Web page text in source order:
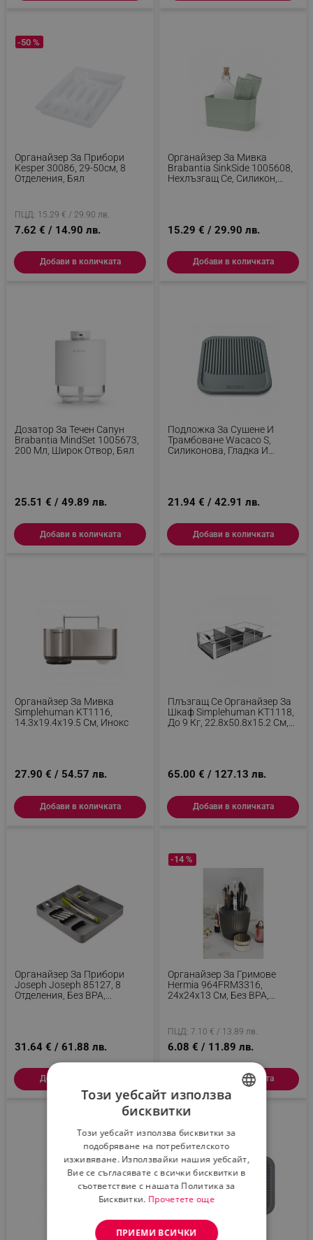
Органайзер За Прибори
Kesper 30086, 29-50см, 8
Отделения, Бял
-50 %
ПЦД: 15.29 € / 29.90 лв.
7.62 € / 14.90 лв.
Добави в количката
Органайзер За Мивка
Brabantia SinkSide 1005608,
Нехлъзгащ Се, Силикон,
15.29 € / 29.90 лв.
Добави в количката
Дозатор За Течен Сапун
Brabantia MindSet 1005673,
200 Мл, Широк Отвор, Бял
25.51 € / 49.89 лв.
Добави в количката
Подложка За Сушене И
Трамбоване Wacaco S,
Силиконова, Гладка И
21.94 € / 42.91 лв.
Добави в количката
Органайзер За Мивка
Simplehuman KT1116,
14.3х19.4х19.5 См, Инокс
27.90 € / 54.57 лв.
Добави в количката
Плъзгащ Се Органайзер За
Шкаф Simplehuman KT1118,
До 9 Кг, 22.8x50.8x15.2 См,
65.00 € / 127.13 лв.
Добави в количката
Органайзер За Прибори
Joseph Joseph 85127, 8
Отделения, Без BPA,
31.64 € / 61.88 лв.
Добави в количката
Органайзер За Гримове
Hermia 964FRM3316,
24x24x13 См, Без BPA,
-14 %
ПЦД: 7.10 € / 13.89 лв.
6.08 € / 11.89 лв.
Добави в количката
Този уебсайт използва
бисквитки
Този уебсайт използва бисквитки за
подобряване на потребителското
изживяване. Използвайки нашия уебсайт,
Вие се съгласявате с всички бисквитки в
съответствие с нашата Политика за
Бисквитки. Прочетете още
ПРИЕМИ ВСИЧКИ